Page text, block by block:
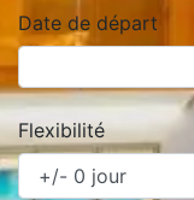
Date de départ
Flexibilité